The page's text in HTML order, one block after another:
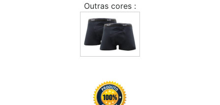
Outras cores :